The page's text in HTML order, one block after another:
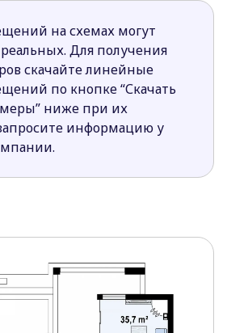
сохранять порядок в
дома.
и приватная зона четко
друга, что делает жизнь
зона и гостиная объединены
счет этого пространство
больше и светлее.
дневной зоны и
одноэтажных коттеджей. Их
для детей и пожилых
практичностью.
на схемах могут
Для получения
скачайте линейные
по кнопке “Скачать
ниже при их
информацию у